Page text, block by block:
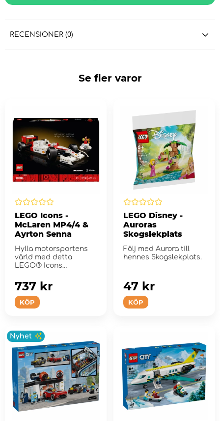
RECENSIONER (0)
Se fler varor
LEGO Icons -
McLaren MP4/4 &
Ayrton Senna
Hylla motorsportens
värld med detta
LEGO® Icons
KÖP
737 kr
LEGO Disney -
Auroras
Skogslekplats
Följ med Aurora till
hennes Skogslekplats.
KÖP
47 kr
Nyhet